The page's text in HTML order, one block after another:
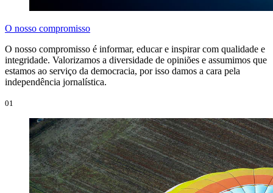
O nosso compromisso
O nosso compromisso é informar, educar e inspirar com qualidade e
integridade. Valorizamos a diversidade de opiniões e assumimos que
estamos ao serviço da democracia, por isso damos a cara pela
independência jornalística.
01